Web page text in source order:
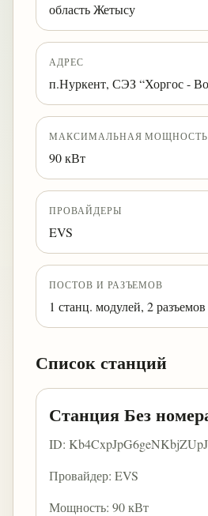
область Жетысу
АДРЕС
п.Нуркент, СЭЗ “Хоргос -
МАКСИМАЛЬНАЯ МОЩНОСТЬ
90 кВт
ПРОВАЙДЕРЫ
EVS
ПОСТОВ И РАЗЪЕМОВ
1 станц. модулей, 2 разъемов
Список станций
Станция Без
ID: Kb4CxpJpG6geNKbjZUpJ
Провайдер: EVS
Мощность: 90 кВт